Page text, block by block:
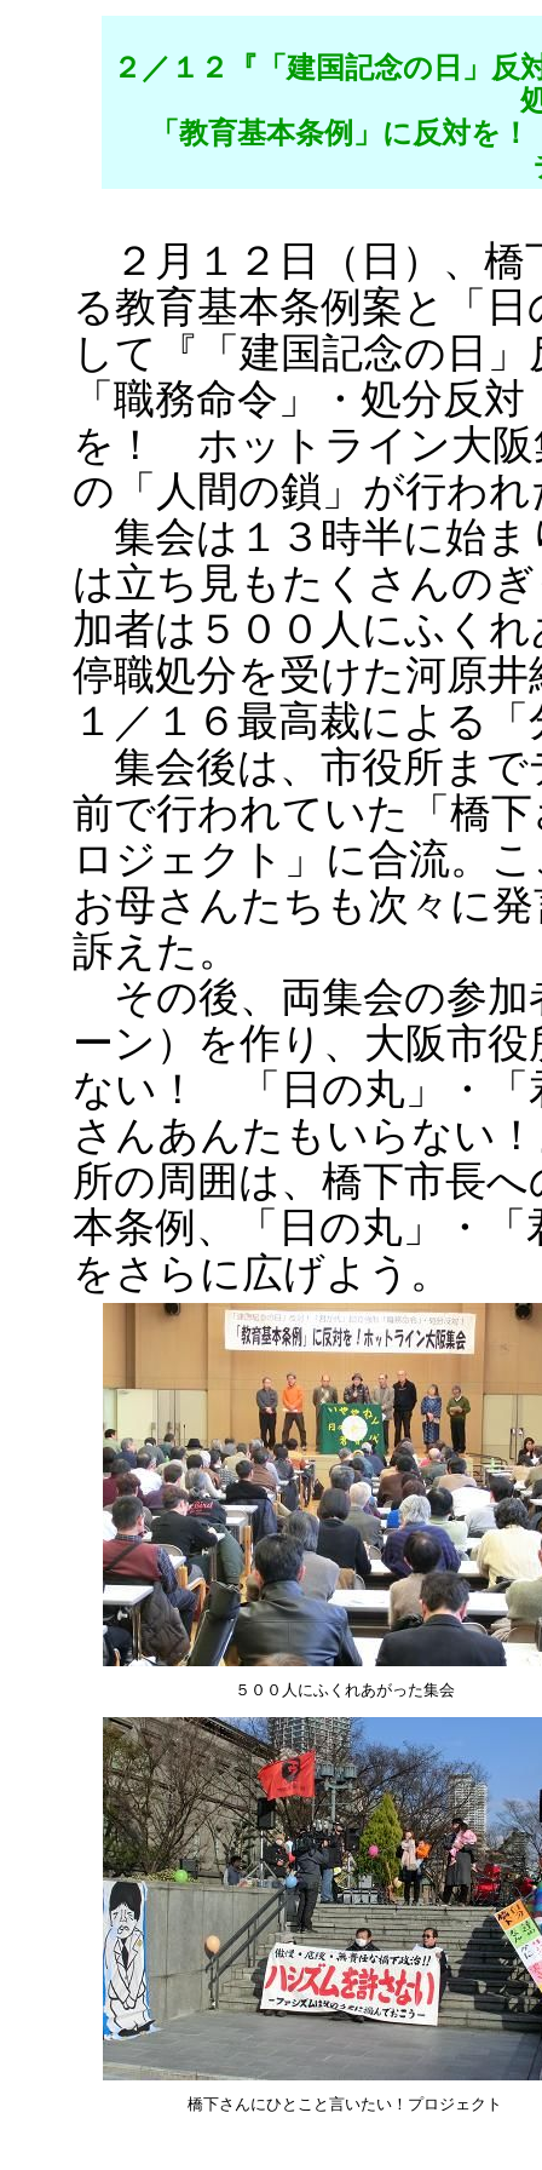
２／１２『「建国記念の日」
「教育基本条例」に反対を
２月１２日（日）、橋
る教育基本条例案と「
して『「建国記念の日
「職務命令」・処分反
を！ ホットライン大阪
の「人間の鎖」が行われ
集会は１３時半に始ま
は立ち見もたくさんの
加者は５００人にふく
停職処分を受けた河原
１／１６最高裁による
集会後は、市役所まで
前で行われていた「橋
ロジェクト」に合流。
お母さんたちも次々に
訴えた。
その後、両集会の参加
ーン）を作り、大阪市
ない！ 「日の丸」・
さんあんたもいらない
所の周囲は、橋下市長
本条例、「日の丸」・
をさらに広げよう。
５００人にふくれあがった集会
橋下さんにひとこと言いたい！プロジェクト